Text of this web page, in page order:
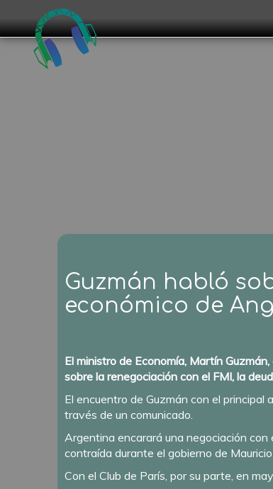
Guzmán habló
económico de
El ministro de Economía, Martín
sobre la renegociación con el FMI, la
El encuentro de Guzmán con el
través de un comunicado.
Argentina encarará una negociación
contraída durante el gobierno de Mauricio
Con el Club de París, por su parte, en